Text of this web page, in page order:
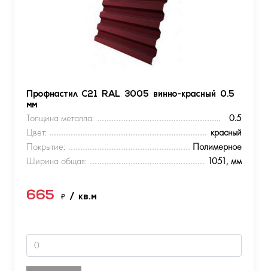
Профнастил С21 RAL 3005 винно-красный 0.5
мм
Толщина металла:
0.5
Цвет:
красный
Покрытие:
Полимерное
Ширина общая:
1051, мм
665 ₽ / кв.м